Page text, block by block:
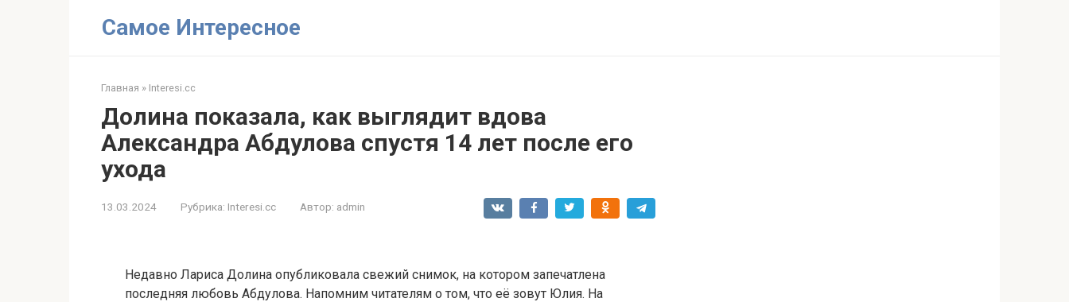
Самое Интересное
Главная » Interesi.cc
Долина показала, как выглядит вдова
Александра Абдулова спустя 14 лет после его
ухода
13.03.2024 Рубрика: Interesi.cc Автор: admin
Недавно Лариса Долина опубликовала свежий снимок, на котором запечатлена
последняя любовь Абдулова. Напомним читателям о том, что её зовут Юлия. На